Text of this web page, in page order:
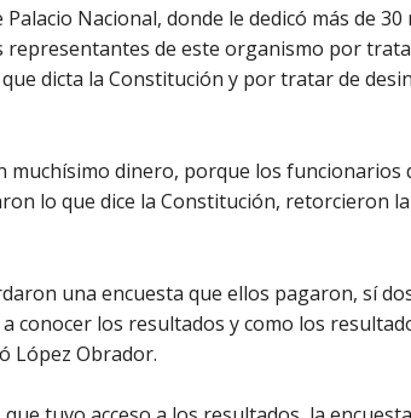
Nacional, donde le dedicó más de
representantes de este organismo por
dicta la Constitución y por tratar de
muchísimo dinero, porque los funcionarios
lo que dice la Constitución, retorcieron
una encuesta que ellos pagaron, sí
conocer los resultados y como los
López Obrador.